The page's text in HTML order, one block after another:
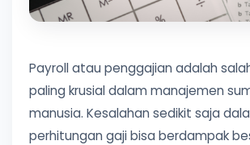
Payroll atau penggajian adalah
paling krusial dalam manajemen
manusia. Kesalahan sedikit saja
perhitungan gaji bisa berdampak